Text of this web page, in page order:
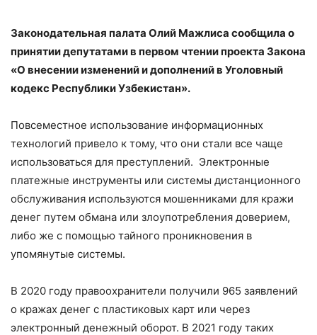
Законодательная палата Олий Мажлиса сообщила о
принятии депутатами в первом чтении проекта Закона
«О внесении изменений и дополнений в Уголовный
кодекс Республики Узбекистан».
Повсеместное использование информационных
технологий привело к тому, что они стали все чаще
использоваться для преступлений. Электронные
платежные инструменты или системы дистанционного
обслуживания используются мошенниками для кражи
денег путем обмана или злоупотребления доверием,
либо же с помощью тайного проникновения в
упомянутые системы.
В 2020 году правоохранители получили 965 заявлений
о кражах денег с пластиковых карт или через
электронный денежный оборот. В 2021 году таких